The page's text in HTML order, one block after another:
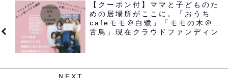
【クーポン付】ママと子どものた
めの居場所がここに。「おうち
cafeモモ＠白鷺」「モモの木＠百
舌鳥」現在クラウドファンディン